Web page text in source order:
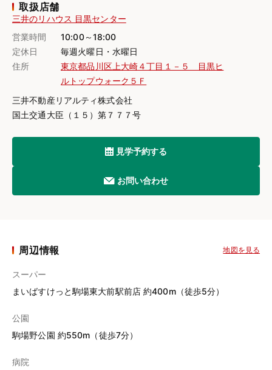
取扱店舗
三井のリハウス 目黒センター
営業時間
10:00～18:00
定休日
毎週火曜日・水曜日
住所
東京都品川区上大崎４丁目１－５ 目黒ヒ
ルトップウォーク５Ｆ
三井不動産リアルティ株式会社
国土交通大臣（１５）第７７７号
見学予約する
お問い合わせ
周辺情報 地図を見る
スーパー
まいばすけっと駒場東大前駅前店 約400m（徒歩5分）
公園
駒場野公園 約550m（徒歩7分）
病院